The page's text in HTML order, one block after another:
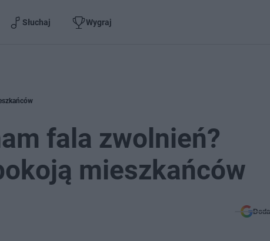
Słuchaj Wygraj
fala zwolnień?
mieszkańców